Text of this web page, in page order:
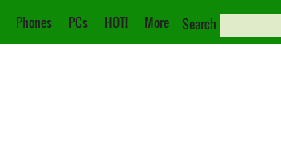
Phones PCs HOT! More Search